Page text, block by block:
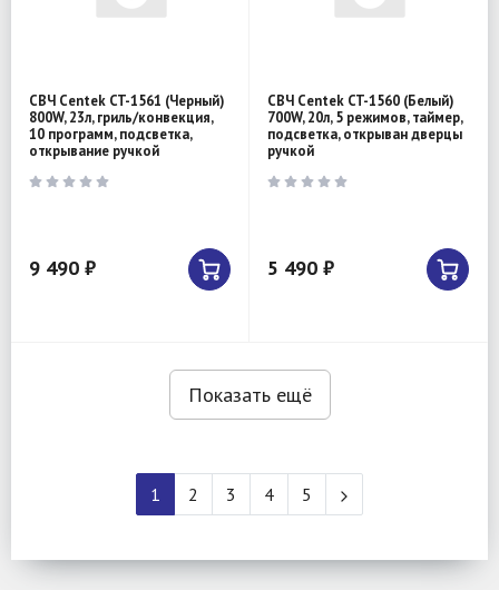
СВЧ Centek CT-1561 (Черный)
800W, 23л, гриль/конвекция,
10 программ, подсветка,
открывание ручкой
9 490 ₽
СВЧ Centek CT-1560 (Белый)
700W, 20л, 5 режимов, таймер,
подсветка, открыван дверцы
ручкой
5 490 ₽
Показать ещё
1 2 3 4 5